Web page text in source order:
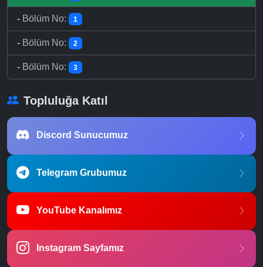
- Bölüm No: 1
- Bölüm No: 2
- Bölüm No: 3
Topluluğa Katıl
Discord Sunucumuz
Telegram Grubumuz
YouTube Kanalımız
Instagram Sayfamız